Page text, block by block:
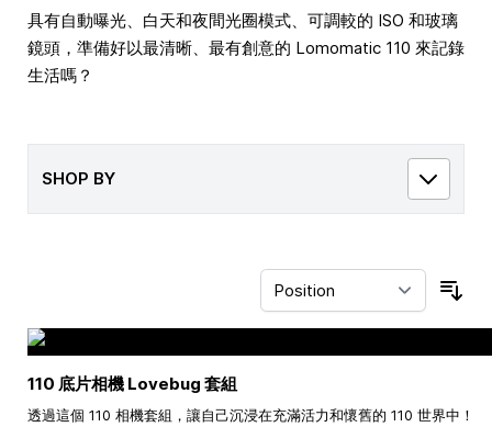
具有自動曝光、白天和夜間光圈模式、可調較的 ISO 和玻璃
鏡頭，準備好以最清晰、最有創意的 Lomomatic 110 來記錄
生活嗎？
SHOP BY
110 底片相機 Lovebug 套組
透過這個 110 相機套組，讓自己沉浸在充滿活力和懷舊的 110 世界中！